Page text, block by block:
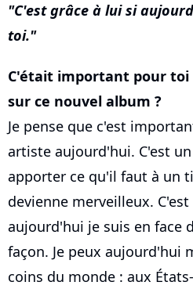
C'est grâce à lui si
toi.
C'était important pour toi
sur ce nouvel album ?
Je pense que c'est
artiste aujourd'hui. C'est
apporter ce qu'il faut à un
devienne merveilleux.
aujourd'hui je suis en face
façon. Je peux aujourd'hui
coins du monde : aux